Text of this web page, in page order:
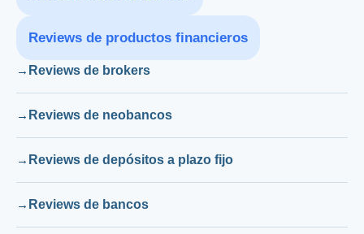
Reviews de productos financieros
Reviews de brokers
Reviews de neobancos
Reviews de depósitos a plazo fijo
Reviews de bancos